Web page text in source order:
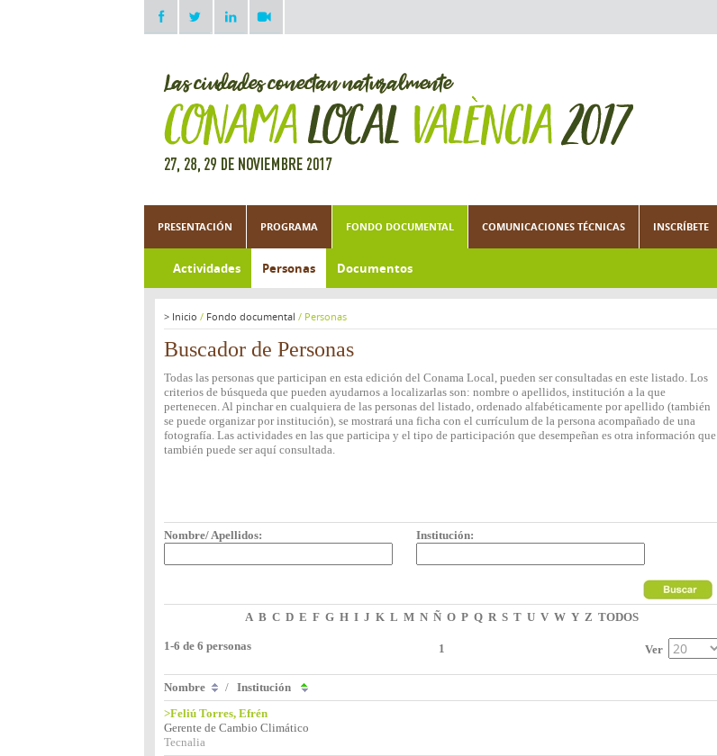
PRESENTACIÓN PROGRAMA FONDO DOCUMENTAL COMUNICACIONES TÉCNICAS INSCRÍBETE
Actividades Personas Documentos
> Inicio / Fondo documental / Personas
Buscador de Personas
Todas las personas que participan en esta edición del Conama Local, pueden ser consultadas en este listado. Los
criterios de búsqueda que pueden ayudarnos a localizarlas son: nombre o apellidos, institución a la que
pertenecen. Al pinchar en cualquiera de las personas del listado, ordenado alfabéticamente por apellido (también
se puede organizar por institución), se mostrará una ficha con el currículum de la persona acompañado de una
fotografía. Las actividades en las que participa y el tipo de participación que desempeñan es otra información que
también puede ser aquí consultada.
Nombre/ Apellidos: Institución:
A B C D E F G H I J K L M N Ñ O P Q R S T U V W Y Z TODOS
1-6 de 6 personas 1 Ver
Nombre / Institución
>Feliú Torres, Efrén
Gerente de Cambio Climático
Tecnalia